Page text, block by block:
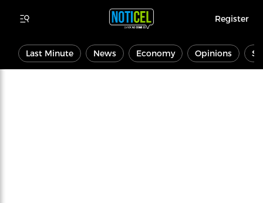
Register
Last Minute News Economy Opinions